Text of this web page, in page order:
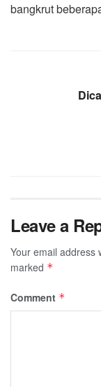
bangkrut
Leave a
Your email address
marked *
Comment *